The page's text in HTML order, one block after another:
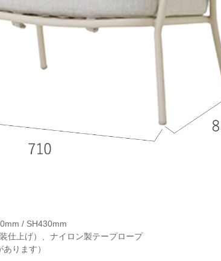
/ SH430mm
仕上げ）、ナイロン製テープロープ
ります）